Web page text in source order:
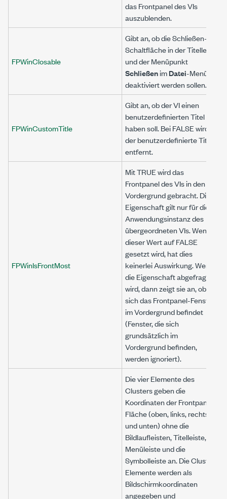
das Frontpanel des VIs
auszublenden.
FPWinClosable
Gibt an, ob die Schließen-
Schaltfläche in der Titelleiste
und der Menüpunkt
SchließenimDatei-Menü
deaktiviert werden sollen.
FPWinCustomTitle
Gibt an, ob der VI einen
benutzerdefinierten Titel
haben soll. Bei FALSE wird
der benutzerdefinierte Titel
entfernt.
FPWinIsFrontMost
Mit TRUE wird das
Frontpanel des VIs in den
Vordergrund gebracht. Diese
Eigenschaft gilt nur für die
Anwendungsinstanz des
übergeordneten VIs. Wenn
dieser Wert auf FALSE
gesetzt wird, hat dies
keinerlei Auswirkung. Wenn
die Eigenschaft abgefragt
wird, dann zeigt sie an, ob
sich das Frontpanel-Fenster
im Vordergrund befindet
(Fenster, die sich
grundsätzlich im
Vordergrund befinden,
werden ignoriert).
Die vier Elemente des
Clusters geben die
Koordinaten der Frontpanel-
Fläche (oben, links, rechts
und unten) ohne die
Bildlaufleisten, Titelleiste,
Menüleiste und die
Symbolleiste an. Die Cluster-
Elemente werden als
Bildschirmkoordinaten
angegeben und